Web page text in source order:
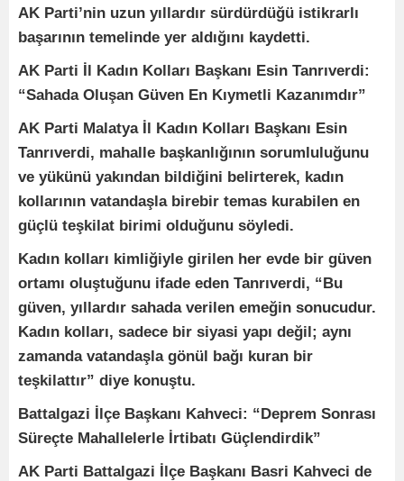
AK Parti’nin uzun yıllardır sürdürdüğü istikrarlı
başarının temelinde yer aldığını kaydetti.
AK Parti İl Kadın Kolları Başkanı Esin Tanrıverdi:
“Sahada Oluşan Güven En Kıymetli Kazanımdır”
AK Parti Malatya İl Kadın Kolları Başkanı Esin
Tanrıverdi, mahalle başkanlığının sorumluluğunu
ve yükünü yakından bildiğini belirterek, kadın
kollarının vatandaşla birebir temas kurabilen en
güçlü teşkilat birimi olduğunu söyledi.
Kadın kolları kimliğiyle girilen her evde bir güven
ortamı oluştuğunu ifade eden Tanrıverdi, “Bu
güven, yıllardır sahada verilen emeğin sonucudur.
Kadın kolları, sadece bir siyasi yapı değil; aynı
zamanda vatandaşla gönül bağı kuran bir
teşkilattır” diye konuştu.
Battalgazi İlçe Başkanı Kahveci: “Deprem Sonrası
Süreçte Mahallelerle İrtibatı Güçlendirdik”
AK Parti Battalgazi İlçe Başkanı Basri Kahveci de